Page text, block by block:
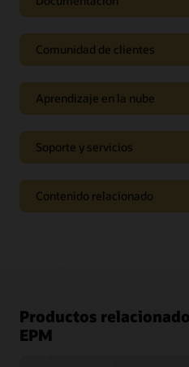
Accede a una biblioteca de
Oracle Help Center
Comunidad de clientes
Aprendizaje en la nube
Soporte y servicios
Contenido relacionado
Productos
EPM